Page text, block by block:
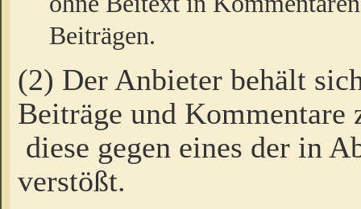
Beiträgen.
(2) Der Anbieter behält
Beiträge und Kommentare
diese gegen eines der in
verstößt.